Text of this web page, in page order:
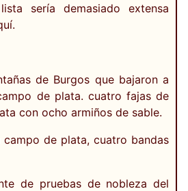
sería demasiado extensa
de Burgos que bajaron a
de plata. cuatro fajas de
con ocho armiños de sable.
campo de plata, cuatro bandas
de pruebas de nobleza del